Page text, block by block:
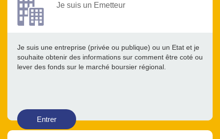
Je suis un Emetteur
Je suis une entreprise (privée ou publique) ou un Etat et je
souhaite obtenir des informations sur comment être coté ou
lever des fonds sur le marché boursier régional.
Entrer